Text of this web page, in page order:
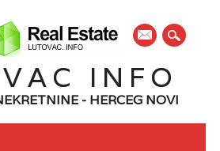
mail
INFO
- HERCEG NOVI